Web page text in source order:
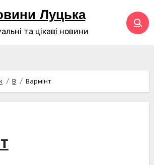
Луцька
та цікаві новини
В Вармінт